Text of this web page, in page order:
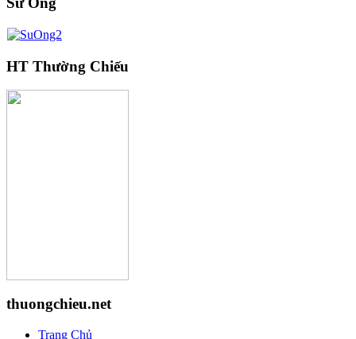
HT Thường Chiếu
thuongchieu.net
Trang Chủ